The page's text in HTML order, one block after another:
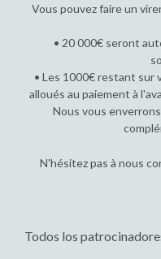
Vous pouvez faire un
• 20 000€ seront
• Les 1000€ restant
alloués au paiement à
Nous vous
N'hésitez pas à nous
Todos los